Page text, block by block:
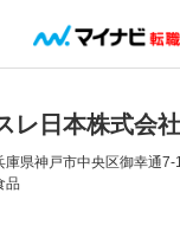
レ日本株式会社
庫県神戸市中央区御幸通7-
品